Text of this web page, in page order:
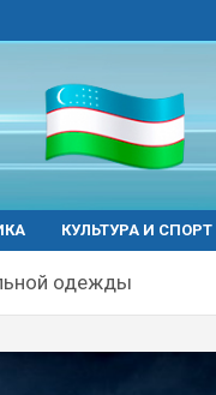
КУЛЬТУРА И СПОРТ
одежды